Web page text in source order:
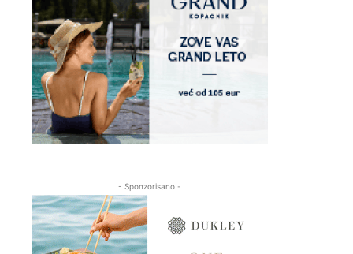
- Sponzorisano -